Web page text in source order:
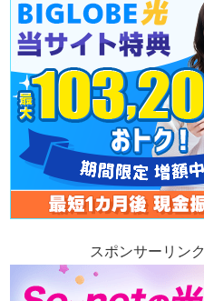
スポンサーリンク